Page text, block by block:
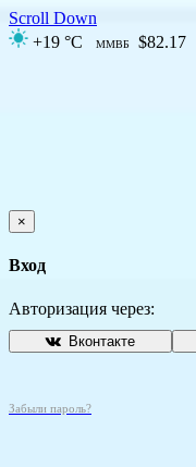
Scroll Down
+19 °C
ММВБ $82.17
×
Вход
Авторизация через:
Вконтакте
Забыли пароль?